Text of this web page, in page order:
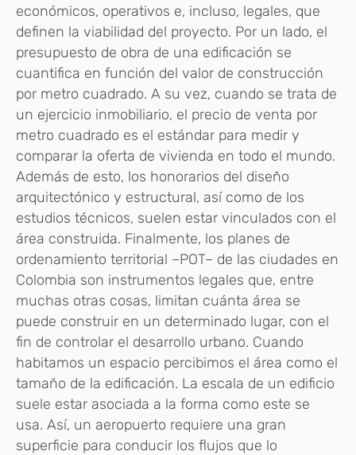
económicos, operativos e, incluso, legales, que
definen la viabilidad del proyecto. Por un lado, el
presupuesto de obra de una edificación se
cuantifica en función del valor de construcción
por metro cuadrado. A su vez, cuando se trata de
un ejercicio inmobiliario, el precio de venta por
metro cuadrado es el estándar para medir y
comparar la oferta de vivienda en todo el mundo.
Además de esto, los honorarios del diseño
arquitectónico y estructural, así como de los
estudios técnicos, suelen estar vinculados con el
área construida. Finalmente, los planes de
ordenamiento territorial –POT– de las ciudades en
Colombia son instrumentos legales que, entre
muchas otras cosas, limitan cuánta área se
puede construir en un determinado lugar, con el
fin de controlar el desarrollo urbano. Cuando
habitamos un espacio percibimos el área como el
tamaño de la edificación. La escala de un edificio
suele estar asociada a la forma como este se
usa. Así, un aeropuerto requiere una gran
superficie para conducir los flujos que lo